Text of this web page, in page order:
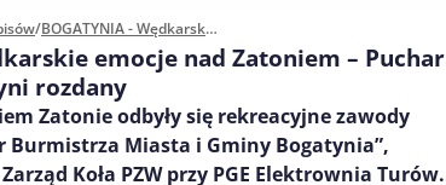
/ BOGATYNIA - Wędkarskie emocje nad Zatoniem – Puchar Burmistrza Bogatyni rozdany
emocje nad Zatoniem – Puchar
rozdany
Zatonie odbyły się rekreacyjne zawody
Burmistrza Miasta i Gminy Bogatynia”,
Koła PZW przy PGE Elektrownia Turów.